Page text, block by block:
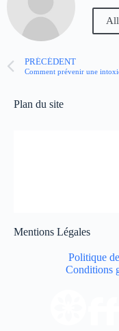
All
PRÉCÉDENT
Plan du site
Mentions Légales
Politique
Conditions